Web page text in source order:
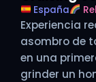
España
Experiencia
asombro de
en una
grinder un